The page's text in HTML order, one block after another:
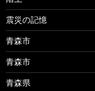
震災の記憶
青森市
青森市
青森県